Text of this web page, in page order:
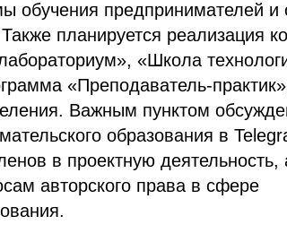
обучения предпринимателей и
планируется реализация
«Школа
«Преподаватель-
Важным пунктом
образования в
в проектную деятельность,
авторского права в сфере